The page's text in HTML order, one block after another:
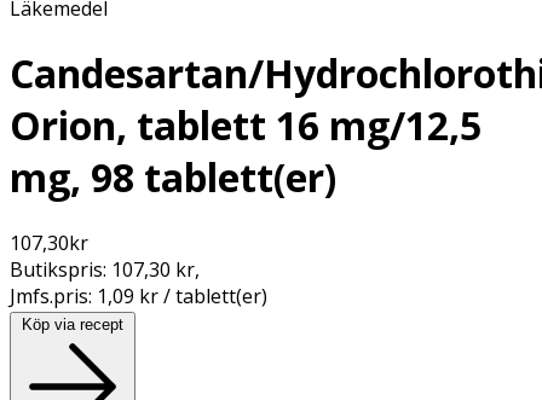
Läkemedel
Candesartan/
Orion, tablett 16 mg/12,5
mg, 98 tablett(er)
107,30kr
Butikspris: 107,30 kr,
Jmfs.pris: 1,09 kr / tablett(er)
Köp via recept